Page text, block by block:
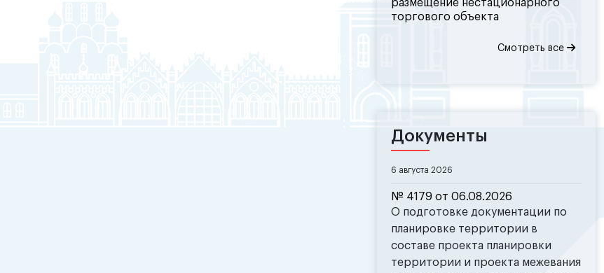
размещение нестационарного
торгового объекта
Смотреть все
Документы
6 августа 2026
№ 4179 от 06.08.2026
О подготовке документации по
планировке территории в
составе проекта планировки
территории и проекта межевания